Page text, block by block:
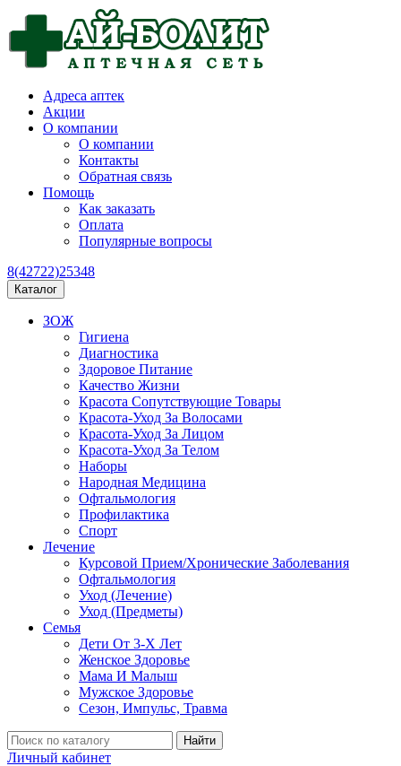
Адреса аптек
Акции
О компании
О компании
Контакты
Обратная связь
Помощь
Как заказать
Оплата
Популярные вопросы
8(42722)25348
Каталог
ЗОЖ
Гигиена
Диагностика
Здоровое Питание
Качество Жизни
Красота Сопутствующие Товары
Красота-Уход За Волосами
Красота-Уход За Лицом
Красота-Уход За Телом
Наборы
Народная Медицина
Офтальмология
Профилактика
Спорт
Лечение
Курсовой Прием/Хронические Заболевания
Офтальмология
Уход (Лечение)
Уход (Предметы)
Семья
Дети От 3-Х Лет
Женское Здоровье
Мама И Малыш
Мужское Здоровье
Сезон, Импульс, Травма
Найти
Личный кабинет